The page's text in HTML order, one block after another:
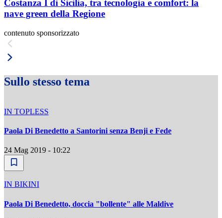
Costanza I di Sicilia, tra tecnologia e comfort: la
nave green della Regione
contenuto sponsorizzato
Sullo stesso tema
IN TOPLESS
Paola Di Benedetto a Santorini senza Benji e Fede
24 Mag 2019 - 10:22
IN BIKINI
Paola Di Benedetto, doccia "bollente" alle Maldive